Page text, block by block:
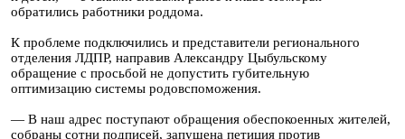
обратились работники роддома.
К проблеме подключились и представители регионального
отделения ЛДПР, направив Александру Цыбульскому
обращение с просьбой не допустить губительную
оптимизацию системы родовспоможения.
— В наш адрес поступают обращения обеспокоенных жителей,
собраны сотни подписей, запущена петиция против